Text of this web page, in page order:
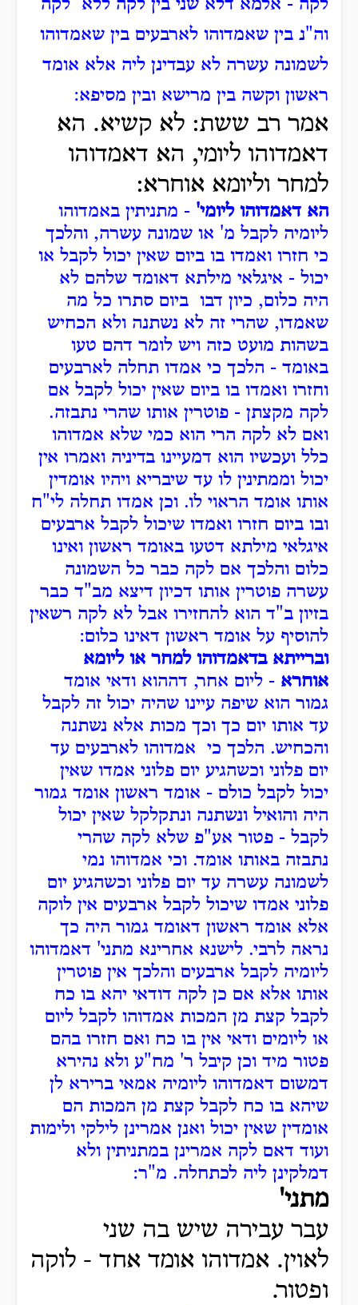
לקה - אלמא דלא שני בין לקה ללא לקה
וה"נ בין שאמדוהו לארבעים בין שאמדוהו
לשמונה עשרה לא עבדינן ליה אלא אומד
ראשון וקשה בין מרישא ובין מסיפא:
אמר רב ששת: לא קשיא. הא
דאמדוהו ליומי, הא דאמדוהו
למחר וליומא אוחרא:
הא דאמדוהו ליומי' - מתניתין באמדוהו
ליומיה לקבל מ' או שמונה עשרה, והלכך
כי חזרו ואמדו בו ביום שאין יכול לקבל או
יכול - איגלאי מילתא דאומד שלהם לא
היה כלום, כיון דבו ביום סתרו כל מה
שאמדו, שהרי זה לא נשתנה ולא הכחיש
בשהות מועט כזה ויש לומר דהם טעו
באומד - הלכך כי אמדו תחלה לארבעים
וחזרו ואמדו בו ביום שאין יכול לקבל אם
לקה מקצתן - פוטרין אותו שהרי נתבזה.
ואם לא לקה הרי הוא כמי שלא אמדוהו
כלל ועכשיו הוא דמעיינו בדיניה ואמרו אין
יכול וממתינין לו עד שיבריא ויהיו אומדין
אותו אומד הראוי לו. וכן אמדו תחלה לי"ח
ובו ביום חזרו ואמדו שיכול לקבל ארבעים
איגלאי מילתא דטעו באומד ראשון ואינו
כלום והלכך אם לקה כבר כל השמונה
עשרה פוטרין אותו דכיון דיצא מב"ד כבר
בזיון ב"ד הוא להחזירו אבל לא לקה רשאין
להוסיף על אומד ראשון דאינו כלום:
וברייתא בדאמדוהו למחר או ליומא
אוחרא - ליום אחר, דההוא ודאי אומד
גמור הוא שיפה עיינו שהיה יכול זה לקבל
עד אותו יום כך וכך מכות אלא נשתנה
והכחיש. הלכך כי אמדוהו לארבעים עד
יום פלוני וכשהגיע יום פלוני אמדו שאין
יכול לקבל כולם - אומד ראשון אומד גמור
היה והואיל ונשתנה ונתקלקל שאין יכול
לקבל - פטור אע"פ שלא לקה שהרי
נתבזה באותו אומד. וכי אמדוהו נמי
לשמונה עשרה עד יום פלוני וכשהגיע יום
פלוני אמדו שיכול לקבל ארבעים אין לוקה
אלא אומד ראשון דאומד גמור היה כך
נראה לרבי. לישנא אחרינא מתני' דאמדוהו
ליומיה לקבל ארבעים והלכך אין פוטרין
אותו אלא אם כן לקה דודאי יהא בו כח
לקבל קצת מן המכות אמדוהו לקבל ליום
או ליומים ודאי אין בו כח ואם חזרו בהם
פטור מיד וכן קיבל ר' מח"ע ולא נהירא
דמשום דאמדוהו ליומיה אמאי ברירא לן
שיהא בו כח לקבל קצת מן המכות הם
אומדין שאין יכול ואנן אמרינן לילקי ולימות
ועוד דאם לקה אמרינן במתניתין ולא
דמלקינן ליה לכתחלה. מ"ר:
מתני'
עבר עבירה שיש בה שני
לאוין. אמדוהו אומד אחד - לוקה
ופטור.